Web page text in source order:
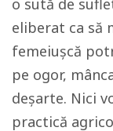
eliberat ca să
femeiuşcă
pe ogor,
deşarte. Nici
practică